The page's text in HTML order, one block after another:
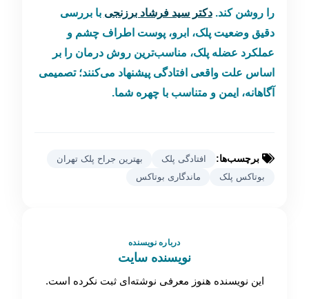
را روشن کند.دکتر سید فرشاد برزنجی با بررسی
دقیق وضعیت پلک، ابرو، پوست اطراف چشم و
عملکرد عضله پلک، مناسب‌ترین روش درمان را بر
اساس علت واقعی افتادگی پیشنهاد می‌کنند؛ تصمیمی
آگاهانه، ایمن و متناسب با چهره شما.
برچسب‌ها: افتادگی پلک
بهترین جراح پلک تهران
بوتاکس پلک
ماندگاری بوتاکس
درباره نویسنده
نویسنده سایت
این نویسنده هنوز معرفی نوشته‌ای ثبت نکرده است.